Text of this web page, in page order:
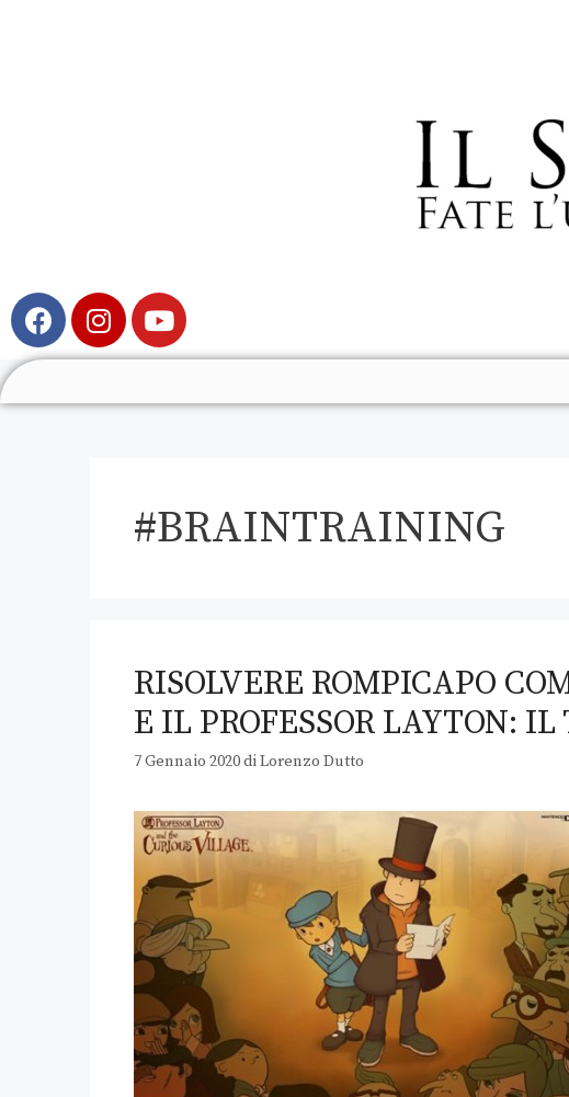
#BRAINTRAINING
RISOLVERE ROMPICAPO
E IL PROFESSOR LAYTON:
7 Gennaio 2020diLorenzo Dutto